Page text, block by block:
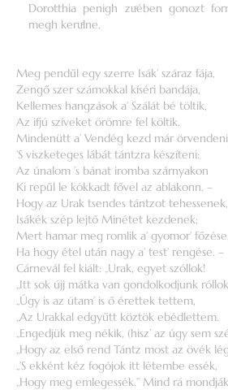
Dorotthia penigh zuͤében gonozt
megh keruͤlne.
Meg pendűl egy szerre Isák’ száraz fája,
Zengő szer számokkal kíséri bandája,
Kellemes hangzások a’ Szálát bé töltik,
Az ifjú szíveket örömre fel költik.
Mindenütt a’ Vendég kezd már
’S viszketeges lábát tántzra készíteni:
Az únalom ’s bánat iromba szárnyakon
Ki repűl le kókkadt fővel az ablakonn. –
Hogy az Urak tsendes tántzot tehessenek,
Isákék szép lejtő Minétet kezdenek;
Mert hamar meg romlik a’ gyomor’ főzése,
Ha hogy étel után nagy a’ test’ rengése. –
Cárnevál fel kiált: „Urak, egyet szóllok!
„Itt sok újj mátka van gondolkodjunk
„Úgy is az útam’ is ő érettek tettem,
„Az Urakkal edgyűtt köztök ebédlettem.
„Engedjük meg nékik, (hisz’ az úgy sem
„Hogy az első rend Tántz most az övék
„’S ekként kéz fogójok itt létembe essék,
„Hogy meg emlegessék.” Mind rá